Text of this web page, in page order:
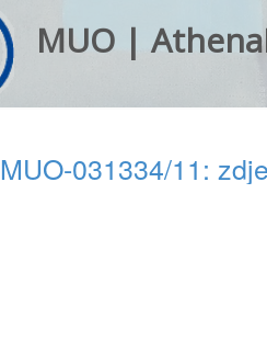
MUO |
MUO-031334/11: